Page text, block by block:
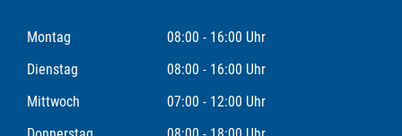
Montag
08:00 - 16:00 Uhr
Dienstag
08:00 - 16:00 Uhr
Mittwoch
07:00 - 12:00 Uhr